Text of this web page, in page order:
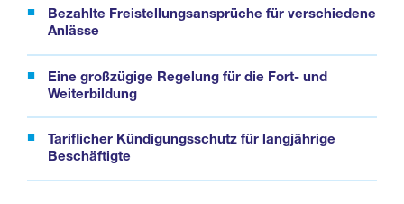
Bezahlte Freistellungsansprüche für verschiedene
Anlässe
Eine großzügige Regelung für die Fort- und
Weiterbildung
Tariflicher Kündigungsschutz für langjährige
Beschäftigte